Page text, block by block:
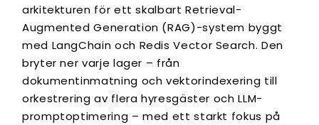
arkitekturen för ett skalbart Retrieval-
Augmented Generation (RAG)-system byggt
med LangChain och Redis Vector Search. Den
bryter ner varje lager – från
dokumentinmatning och vektorindexering till
orkestrering av flera hyresgäster och LLM-
promptoptimering – med ett starkt fokus på